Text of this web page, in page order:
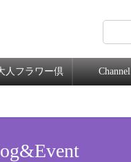
人フラワー倶 Channel